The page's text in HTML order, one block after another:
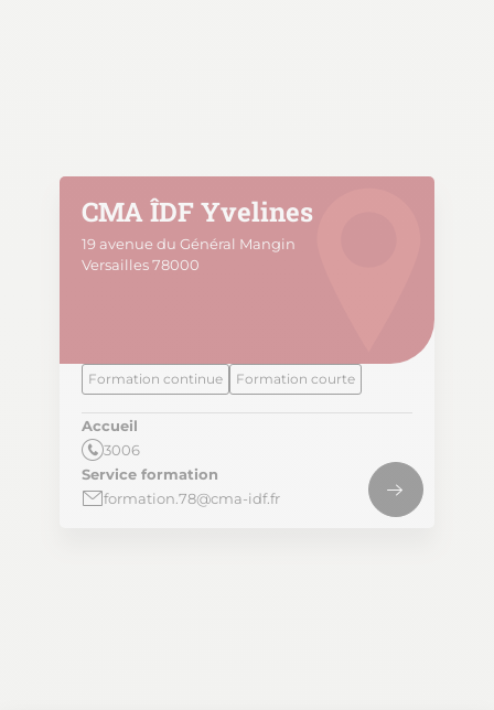
CMA ÎDF Yvelines
19 avenue du Général Mangin
Versailles 78000
Formation continue Formation courte
Accueil
3006
Service formation
formation.78@cma-idf.fr